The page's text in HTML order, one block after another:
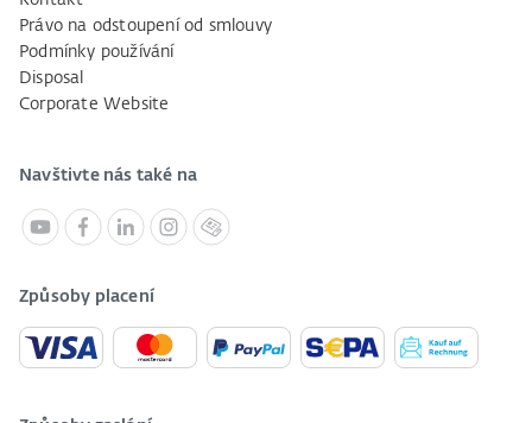
Právo na odstoupení od smlouvy
Podmínky používání
Disposal
Corporate Website
Navštivte nás také na
Způsoby placení